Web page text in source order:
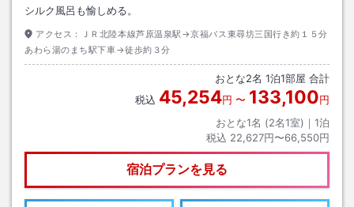
シルク風呂も愉しめる。
アクセス：
ＪＲ北陸本線芦原温泉駅→京福バス東尋坊三国行き約１５分
あわら湯のまち駅下車→徒歩約３分
おとな2名 1泊1部屋 合計
税込 45,254円 〜 133,100円
おとな1名 (2名1室)｜ 1泊
税込 22,627円〜66,550円
宿泊プランを見る